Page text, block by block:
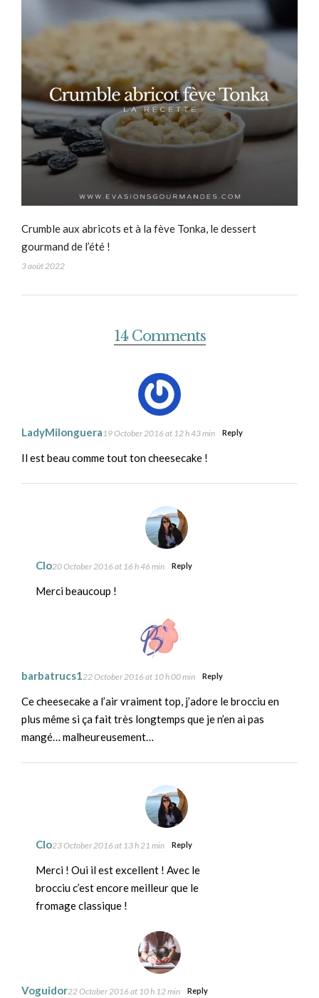
Crumble aux abricots et à la fève Tonka, le dessert
gourmand de l’été !
3 août 2022
14 Comments
LadyMilonguera 19 October 2016 at 12 h 43 min Reply
Il est beau comme tout ton cheesecake !
Clo20 October 2016 at 16 h 46 min Reply
Merci beaucoup !
barbatrucs1 22 October 2016 at 10 h 00 min Reply
Ce cheesecake a l’air vraiment top, j’adore le brocciu en
plus même si ça fait très longtemps que je n’en ai pas
mangé… malheureusement…
Clo23 October 2016 at 13 h 21 min Reply
Merci ! Oui il est excellent ! Avec le
brocciu c’est encore meilleur que le
fromage classique !
Voguidor22 October 2016 at 10 h 12 min Reply